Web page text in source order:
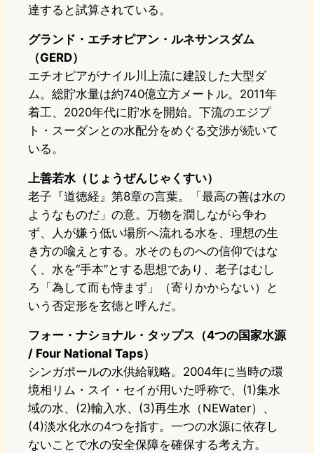
達すると試算されている。
グランド・エチオピアン・ルネサンスダム
（GERD）
エチオピアがナイル川上流に建設した大型ダ
ム。総貯水量は約740億立方メートル。2011年
着工、2020年代に貯水を開始。下流のエジプ
ト・スーダンとの水配分をめぐる交渉が続いて
いる。
上善若水（じょうぜんじゃくすい）
老子『道徳経』第8章の言葉。「最高の善は水の
ようなものだ」の意。万物を潤しながら争わ
ず、人が嫌う低い場所へ流れる水を、理想の生
き方の喩えとする。水そのものへの信仰ではな
く、水を“手本”とする思想であり、老子はむし
ろ「為して而も恃まず」（寄りかからない）と
いう否定形を玄徳と呼んだ。
フォー・ナショナル・タップス（4つの国家水源
/ Four National Taps）
シンガポールの水供給戦略。2004年に当時の環
境相リム・スイ・セイが用いた呼称で、(1)集水
域の水、(2)輸入水、(3)再生水（NEWater）、
(4)淡水化水の4つを指す。一つの水源に依存し
ないことで水の安全保障を確保する考え方。